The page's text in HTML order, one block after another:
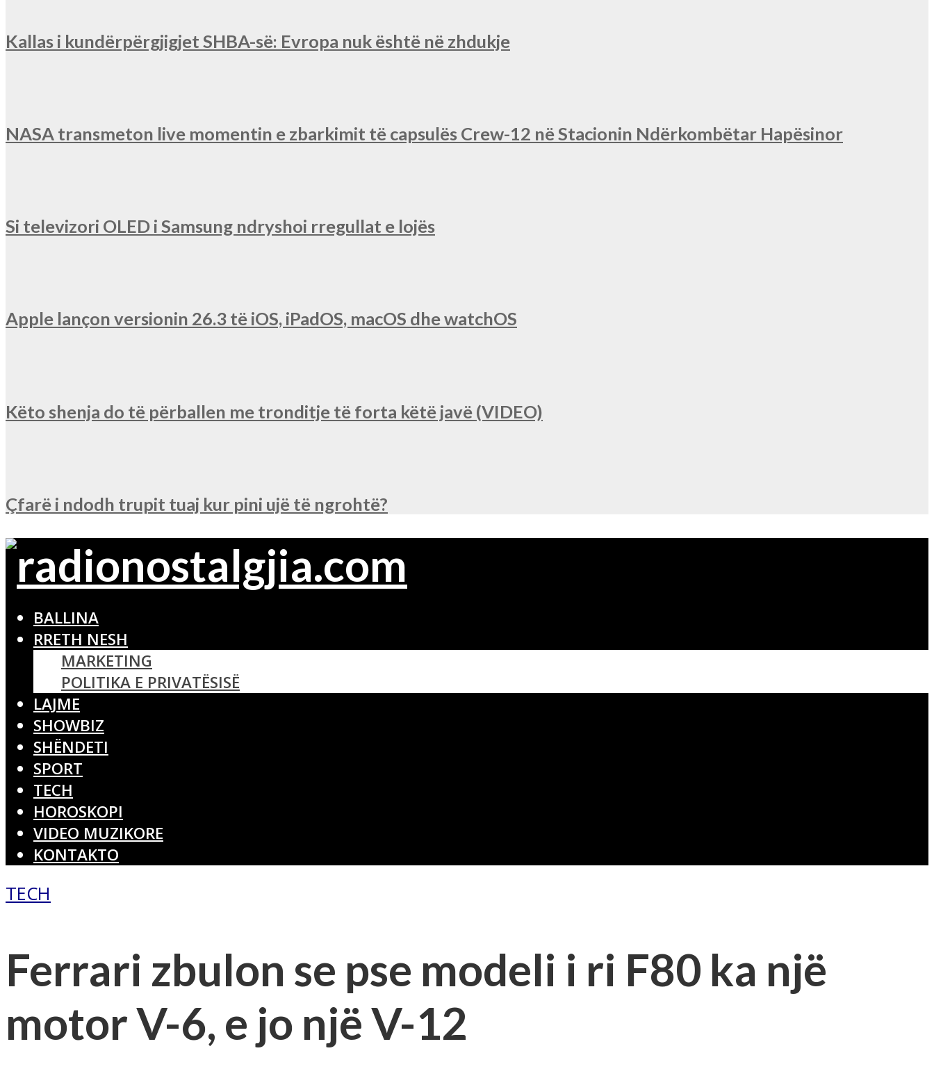
Kallas i kundërpërgjigjet SHBA-së: Evropa nuk është në zhdukje
NASA transmeton live momentin e zbarkimit të capsulës Crew-12 në Stacionin Ndërkombëtar Hapësinor
Si televizori OLED i Samsung ndryshoi rregullat e lojës
Apple lançon versionin 26.3 të iOS, iPadOS, macOS dhe watchOS
Këto shenja do të përballen me tronditje të forta këtë javë (VIDEO)
Çfarë i ndodh trupit tuaj kur pini ujë të ngrohtë?
BALLINA
RRETH NESH
MARKETING
POLITIKA E PRIVATËSISË
LAJME
SHOWBIZ
SHËNDETI
SPORT
TECH
HOROSKOPI
VIDEO MUZIKORE
KONTAKTO
TECH
Ferrari zbulon se pse modeli i ri F80 ka një
motor V-6, e jo një V-12